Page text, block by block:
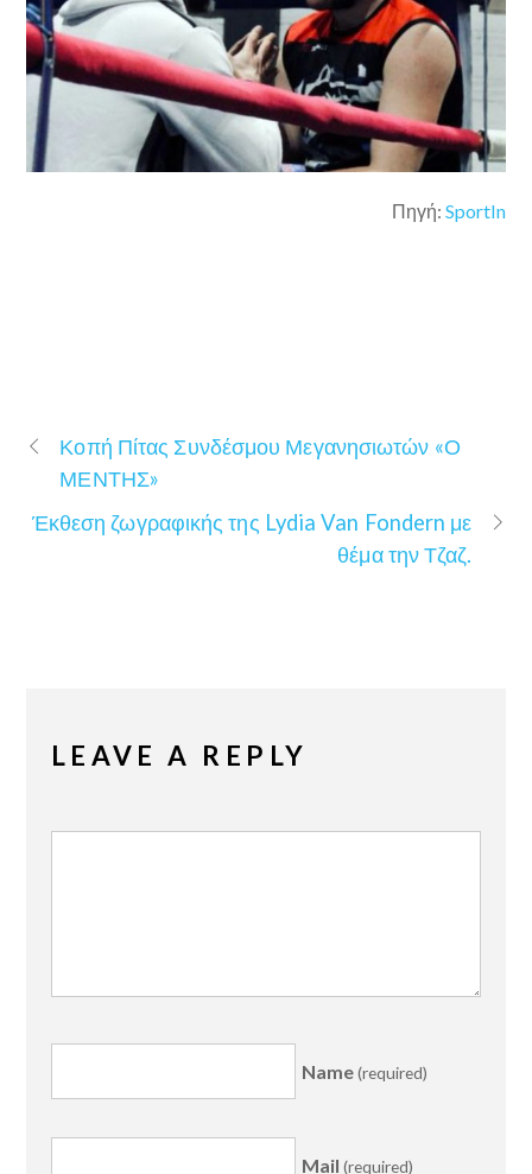
Πηγή: SportIn
Κοπή Πίτας Συνδέσμου Μεγανησιωτών «Ο
ΜΕΝΤΗΣ»
Έκθεση ζωγραφικής της Lydia Van Fondern με
θέμα την Τζαζ.
LEAVE A REPLY
Name(required)
Mail (required)